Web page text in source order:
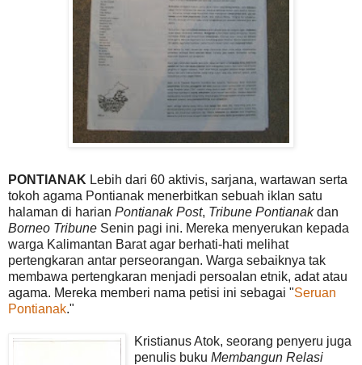
PONTIANAK Lebih dari 60 aktivis, sarjana, wartawan serta
tokoh agama Pontianak menerbitkan sebuah iklan satu
halaman di harian Pontianak Post, Tribune Pontianakdan
Borneo Tribune Senin pagi ini. Mereka menyerukan kepada
warga Kalimantan Barat agar berhati-hati melihat
pertengkaran antar perseorangan. Warga sebaiknya tak
membawa pertengkaran menjadi persoalan etnik, adat atau
agama. Mereka memberi nama petisi ini sebagai "Seruan
Pontianak."
Kristianus Atok, seorang penyeru juga
penulis buku Membangun Relasi